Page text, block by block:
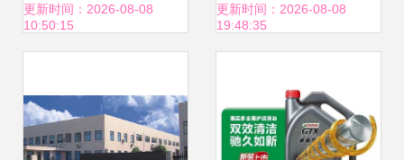
备封口盖的重要性
更新时间：2026-08-08
10:50:15
化工容器设备厂的
更新时间：2026-08-08
19:48:35